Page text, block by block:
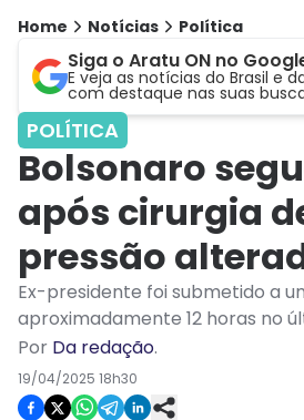
Home Notícias Política
Siga o Aratu ON no
E veja as notícias do Brasil e
com destaque nas suas
POLÍTICA
Bolsonaro
após cirurgia
pressão
Ex-presidente foi submetido a
aproximadamente 12 horas no
Por Da redação.
19/04/2025 18h30